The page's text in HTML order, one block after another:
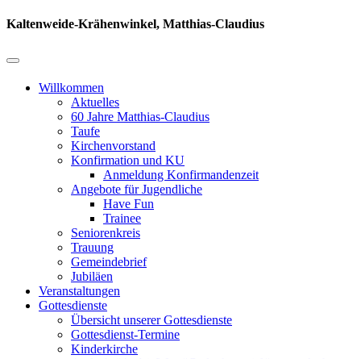
Kaltenweide-Krähenwinkel, Matthias-Claudius
Willkommen
Aktuelles
60 Jahre Matthias-Claudius
Taufe
Kirchenvorstand
Konfirmation und KU
Anmeldung Konfirmandenzeit
Angebote für Jugendliche
Have Fun
Trainee
Seniorenkreis
Trauung
Gemeindebrief
Jubiläen
Veranstaltungen
Gottesdienste
Übersicht unserer Gottesdienste
Gottesdienst-Termine
Kinderkirche